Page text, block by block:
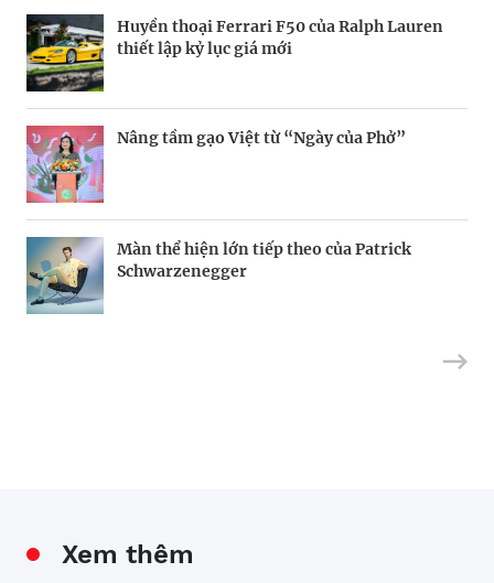
Huyền thoại Ferrari F50 của Ralph Lauren
thiết lập kỷ lục giá mới
Nâng tầm gạo Việt từ “Ngày của Phở”
Màn thể hiện lớn tiếp theo của Patrick
Schwarzenegger
Phòng chờ thương gia SASCO – Trải nghiệm
quốc tế, kết tinh bản sắc
Hàng xóm tỷ phú của ông Donald Trump
Riot Studios làm phim Hollywood tại Việt
Nam
Nền kinh tế tỷ đô tại giải Oscar
Thương hiệu tham gia vào cuộc chơi “music
marketing” tiền tỷ
Hiểu đúng gen Z
Xem thêm